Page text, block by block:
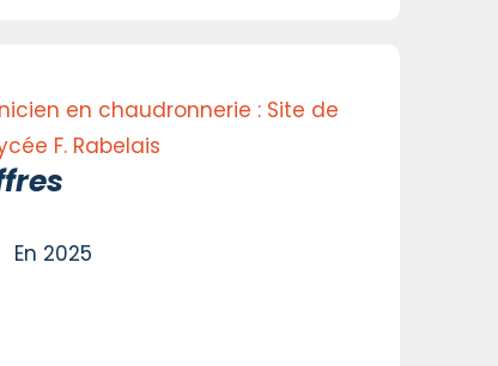
en chaudronnerie : Site de
F. Rabelais
En 2025